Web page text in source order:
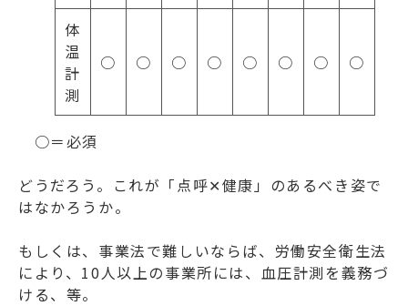
体
温
計
測
○ ○ ○ ○ ○ ○ ○ ○
○＝必須
どうだろう。これが「点呼✕健康」のあるべき姿で
はなかろうか。
もしくは、事業法で難しいならば、労働安全衛生法
により、10人以上の事業所には、血圧計測を義務づ
ける、等。